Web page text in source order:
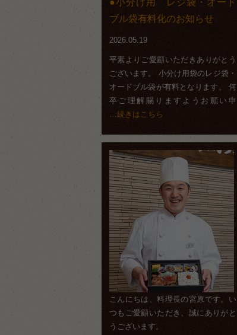
小分け用 レジ袋・オード
ブル袋有料化のお知らせ
2026.05.19
平素よりご愛顧いただきありがとう
ございます。 小分け用袋のレジ袋・
オードブル袋が有料となります。 何
卒ご理解賜りますようお願い申
…続きはこちら
こんにちは、料理長の宮原です。い
つもご愛顧いただき、誠にありがと
うございます。